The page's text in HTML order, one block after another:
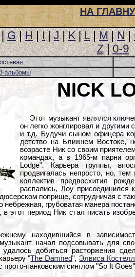
НА
G|H|I|J|K|L|M|N|
Z|0-9
альбомы
NICK
Этот музыкант являлся
он легко жонглировал и другими
и т.д. Будучи сыном офицера
детство на Ближнем Востоке,
возрасте Ник со своим
командах, а в 1965-м парни
Lodge". Карьера группы,
продвигалась непросто, но,
коллектив предвосхитил
распались, Лоу присоединился
поприще, сотрудничая с
небрежная, грубоватая манера
этот период Ник стал писать
находившийся в
музыкант начал подсовывать для
добиться расторжения
"The Damned", Элвиса
прото-панковским синглом "So It